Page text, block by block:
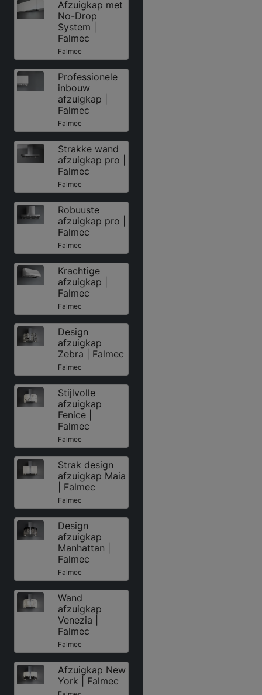
Afzuigkap met
No-Drop
System |
Falmec
Falmec
Professionele
inbouw
afzuigkap |
Falmec
Falmec
Strakke wand
afzuigkap pro |
Falmec
Falmec
Robuuste
afzuigkap pro |
Falmec
Falmec
Krachtige
afzuigkap |
Falmec
Falmec
Design
afzuigkap
Zebra | Falmec
Falmec
Stijlvolle
afzuigkap
Fenice |
Falmec
Falmec
Strak design
afzuigkap Maia
| Falmec
Falmec
Design
afzuigkap
Manhattan |
Falmec
Falmec
Wand
afzuigkap
Venezia |
Falmec
Falmec
Afzuigkap New
York | Falmec